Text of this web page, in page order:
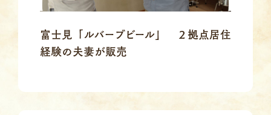
富士見「ルバーブビール」 ２拠点居住
経験の夫妻が販売